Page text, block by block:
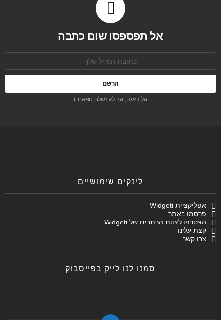
אל תפספסו שום כתבה
אל דאגה, אנו לא נשלח ספאם :)
לינקים שימושיים
אפליקציית Widgeti
פרסמו באתר
הצטרפו לצוות הכתבים של Widgeti
קצת עלינו
צרו קשר
סמנו לנו לייק בפייסבוק